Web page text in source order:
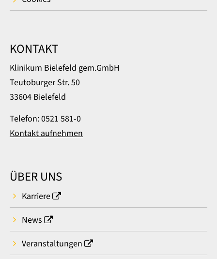
KONTAKT
Klinikum Bielefeld gem.GmbH
Teutoburger Str. 50
33604 Bielefeld
Telefon: 0521 581-0
Kontakt aufnehmen
ÜBER UNS
Karriere
News
Veranstaltungen